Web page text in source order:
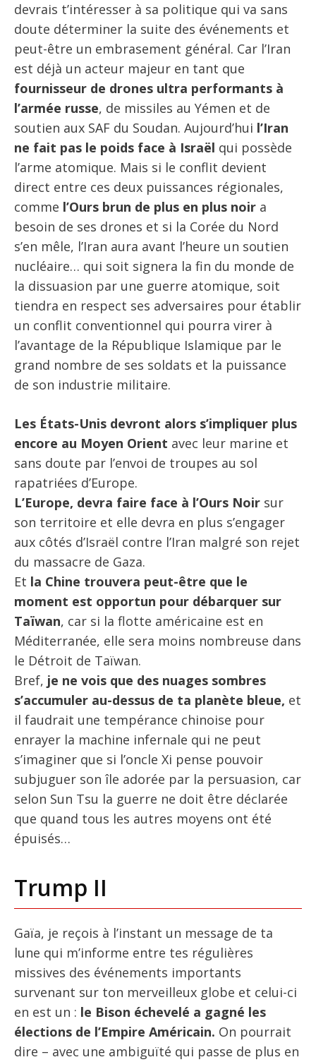
devrais t’intéresser à sa politique qui va sans
doute déterminer la suite des événements et
peut-être un embrasement général. Car l’Iran
est déjà un acteur majeur en tant que
fournisseur de drones ultra performants à
l’armée russe, de missiles au Yémen et de
soutien aux SAF du Soudan. Aujourd’hui l’Iran
ne fait pas le poids face à Israël qui possède
l’arme atomique. Mais si le conflit devient
direct entre ces deux puissances régionales,
comme l’Ours brun de plus en plus noir a
besoin de ses drones et si la Corée du Nord
s’en mêle, l’Iran aura avant l’heure un soutien
nucléaire… qui soit signera la fin du monde de
la dissuasion par une guerre atomique, soit
tiendra en respect ses adversaires pour établir
un conflit conventionnel qui pourra virer à
l’avantage de la République Islamique par le
grand nombre de ses soldats et la puissance
de son industrie militaire.
Les États-Unis devront alors s’impliquer plus
encore au Moyen Orient avec leur marine et
sans doute par l’envoi de troupes au sol
rapatriées d’Europe.
L’Europe, devra faire face à l’Ours Noir sur
son territoire et elle devra en plus s’engager
aux côtés d’Israël contre l’Iran malgré son rejet
du massacre de Gaza.
Et la Chine trouvera peut-être que le
moment est opportun pour débarquer sur
Taïwan, car si la flotte américaine est en
Méditerranée, elle sera moins nombreuse dans
le Détroit de Taïwan.
Bref, je ne vois que des nuages sombres
s’accumuler au-dessus de ta planète bleue, et
il faudrait une tempérance chinoise pour
enrayer la machine infernale qui ne peut
s’imaginer que si l’oncle Xi pense pouvoir
subjuguer son île adorée par la persuasion, car
selon Sun Tsu la guerre ne doit être déclarée
que quand tous les autres moyens ont été
épuisés…
Trump II
Gaïa, je reçois à l’instant un message de ta
lune qui m’informe entre tes régulières
missives des événements importants
survenant sur ton merveilleux globe et celui-ci
en est un : le Bison échevelé a gagné les
élections de l’Empire Américain. On pourrait
dire – avec une ambiguïté qui passe de plus en